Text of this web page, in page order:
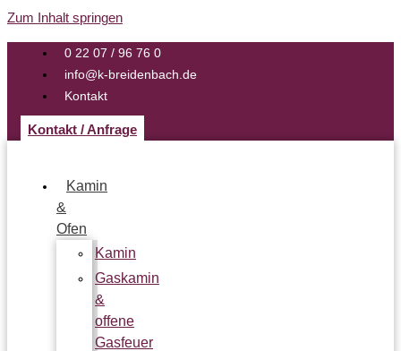
Zum Inhalt springen
0 22 07 / 96 76 0
info@k-breidenbach.de
Kontakt
Kontakt / Anfrage
Kamin
&
Ofen
Kamin
Gaskamin
&
offene
Gasfeuer